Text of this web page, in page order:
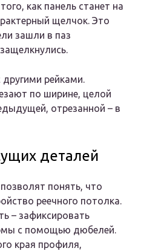
как панель станет на
щелчок. Это
зашли в паз
рейками.
по ширине, целой
отрезанной – в
деталей
понять, что
реечного потолка.
– зафиксировать
с помощью дюбелей.
края профиля,